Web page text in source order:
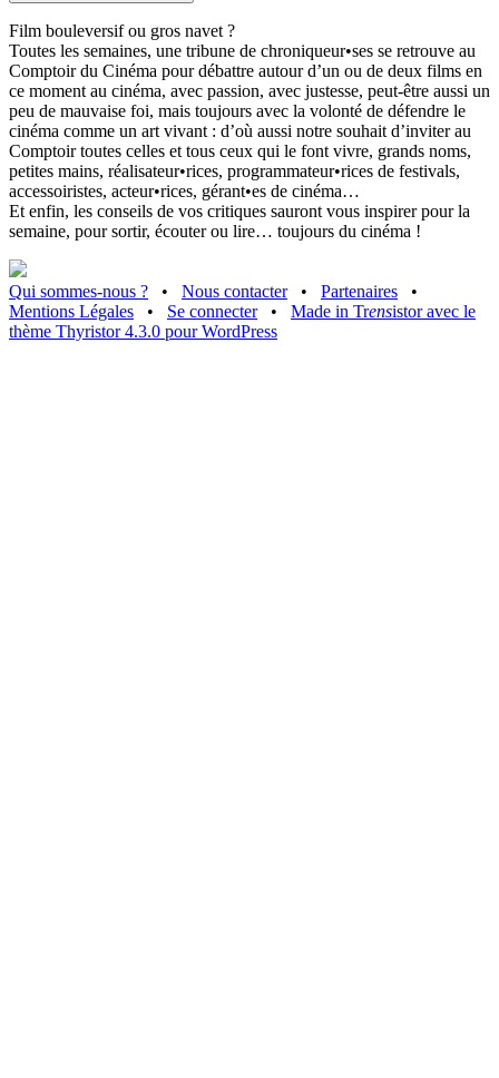
Film bouleversif ou gros navet ?
Toutes les semaines, une tribune de chroniqueur•ses se retrouve au
Comptoir du Cinéma pour débattre autour d’un ou de deux films en
ce moment au cinéma, avec passion, avec justesse, peut-être aussi un
peu de mauvaise foi, mais toujours avec la volonté de défendre le
cinéma comme un art vivant : d’où aussi notre souhait d’inviter au
Comptoir toutes celles et tous ceux qui le font vivre, grands noms,
petites mains, réalisateur•rices, programmateur•rices de festivals,
accessoiristes, acteur•rices, gérant•es de cinéma…
Et enfin, les conseils de vos critiques sauront vous inspirer pour la
semaine, pour sortir, écouter ou lire… toujours du cinéma !
Qui sommes-nous ? • Nous contacter • Partenaires
•
Mentions Légales
• Se connecter • Made in Trensistor avec le
thème Thyristor 4.3.0 pour WordPress